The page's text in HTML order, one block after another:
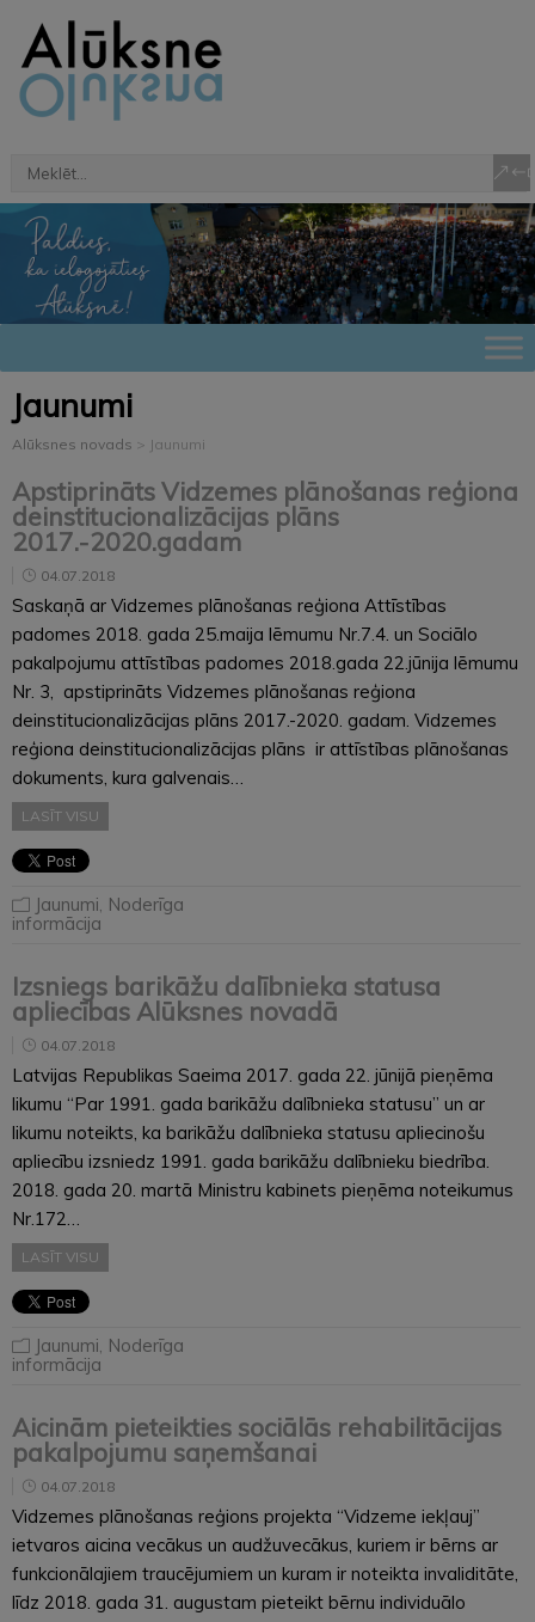
Jaunumi
Alūksnes novads > Jaunumi
Apstiprināts Vidzemes plānošanas reģiona
deinstitucionalizācijas plāns
2017.-2020.gadam
04.07.2018
Saskaņā ar Vidzemes plānošanas reģiona Attīstības
padomes 2018. gada 25.maija lēmumu Nr.7.4. un Sociālo
pakalpojumu attīstības padomes 2018.gada 22.jūnija lēmumu
Nr. 3, apstiprināts Vidzemes plānošanas reģiona
deinstitucionalizācijas plāns 2017.-2020. gadam. Vidzemes
reģiona deinstitucionalizācijas plāns ir attīstības plānošanas
dokuments, kura galvenais…
LASĪT VISU
Jaunumi Noderīga
informācija
Izsniegs barikāžu dalībnieka statusa
apliecības Alūksnes novadā
04.07.2018
Latvijas Republikas Saeima 2017. gada 22. jūnijā pieņēma
likumu “Par 1991. gada barikāžu dalībnieka statusu” un ar
likumu noteikts, ka barikāžu dalībnieka statusu apliecinošu
apliecību izsniedz 1991. gada barikāžu dalībnieku biedrība.
2018. gada 20. martā Ministru kabinets pieņēma noteikumus
Nr.172…
LASĪT VISU
Jaunumi Noderīga
informācija
Aicinām pieteikties sociālās rehabilitācijas
pakalpojumu saņemšanai
04.07.2018
Vidzemes plānošanas reģions projekta “Vidzeme iekļauj”
ietvaros aicina vecākus un audžuvecākus, kuriem ir bērns ar
funkcionālajiem traucējumiem un kuram ir noteikta invaliditāte,
līdz 2018. gada 31. augustam pieteikt bērnu individuālo